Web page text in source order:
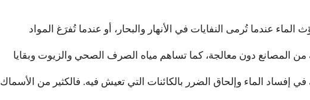
الماء عندما تُرمى النفايات في الأنهار والبحار، أو عندما تُفرَغ المواد
من المصانع دون معالجة، كما تساهم مياه الصرف الصحي والزيوت وبقايا
في إفساد الماء وإلحاق الضرر بالكائنات التي تعيش فيه. فالكثير من الأسماك